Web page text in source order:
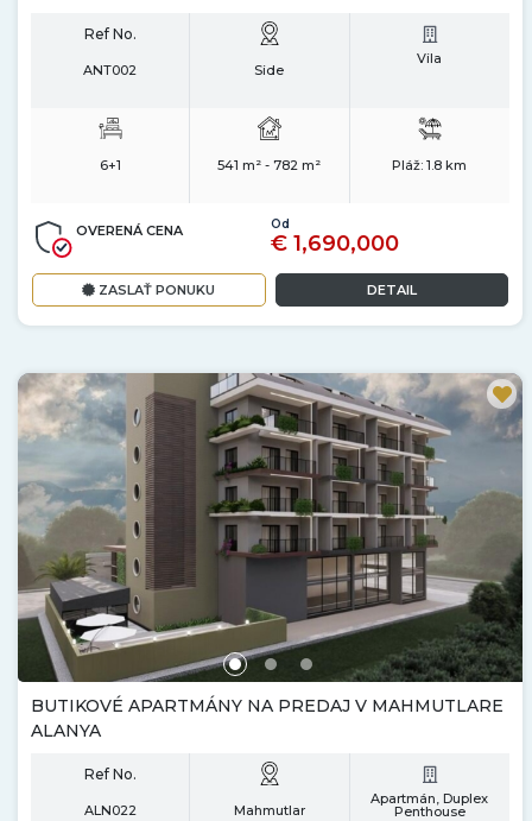
Ref No.
ANT002 Side
Vila
6+1 541 m² - 782 m² Pláž:1.8 km
OVERENÁ CENA Od
€ 1,690,000
ZASLAŤ PONUKU DETAIL
BUTIKOVÉ APARTMÁNY NA PREDAJ V MAHMUTLARE
ALANYA
Ref No.
ALN022 Mahmutlar
Apartmán, Duplex
Penthouse